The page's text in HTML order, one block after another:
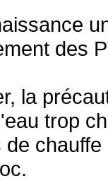
des
la
trop